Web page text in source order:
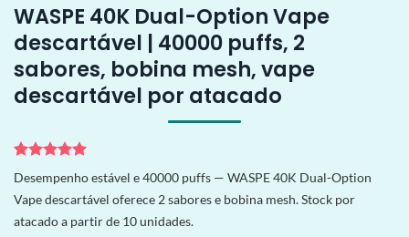
WASPE 40K Dual-Option Vape
descartável | 40000 puffs, 2
sabores, bobina mesh, vape
descartável por atacado
Avaliado
como5de
5, com
baseado em
5
avaliações
Desempenho estável e 40000 puffs — WASPE 40K Dual-Option
Vape descartável oferece 2 sabores e bobina mesh. Stock por
atacado a partir de 10 unidades.